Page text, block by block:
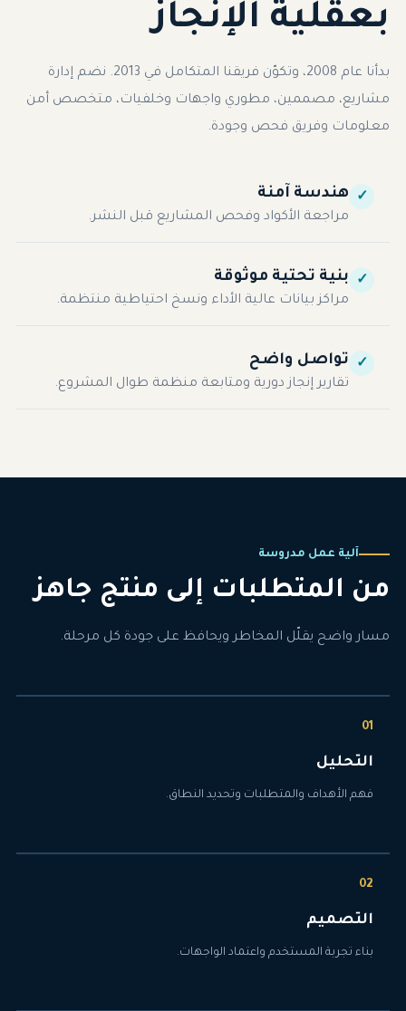
بعقلية الإنجاز
بدأنا عام 2008، وتكوّن فريقنا المتكامل في 2013. نضم إدارة
مشاريع، مصممين، مطوري واجهات وخلفيات، متخصص أمن
معلومات وفريق فحص وجودة.
✓ هندسة آمنة
مراجعة الأكواد وفحص المشاريع قبل النشر.
✓ بنية تحتية موثوقة
مراكز بيانات عالية الأداء ونسخ احتياطية منتظمة.
✓ تواصل واضح
تقارير إنجاز دورية ومتابعة منظمة طوال المشروع.
آلية عمل مدروسة
من المتطلبات إلى منتج جاهز
مسار واضح يقلّل المخاطر ويحافظ على جودة كل مرحلة.
التحليل
فهم الأهداف والمتطلبات وتحديد النطاق.
التصميم
بناء تجربة المستخدم واعتماد الواجهات.